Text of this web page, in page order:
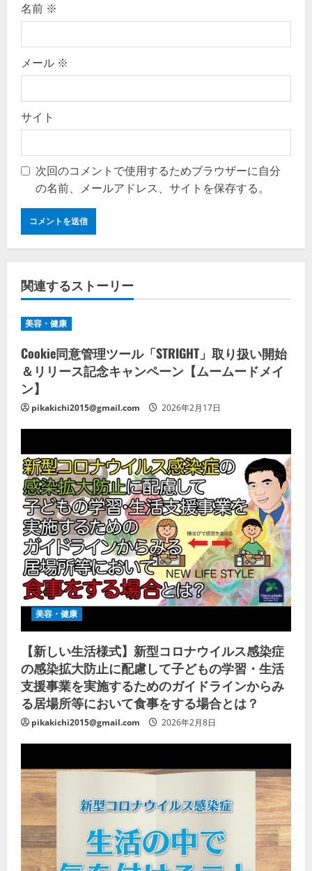
名前 ※
メール ※
サイト
次回のコメントで使用するためブラウザーに自分
の名前、メールアドレス、サイトを保存する。
関連するストーリー
美容・健康
Cookie同意管理ツール「STRIGHT」取り扱い開始
＆リリース記念キャンペーン【ムームードメイ
ン】
pikakichi2015@gmail.com 2026年2月17日
美容・健康
【新しい生活様式】新型コロナウイルス感染症
の感染拡大防止に配慮して子どもの学習・生活
支援事業を実施するためのガイドラインからみ
る居場所等において食事をする場合とは？
pikakichi2015@gmail.com 2026年2月8日